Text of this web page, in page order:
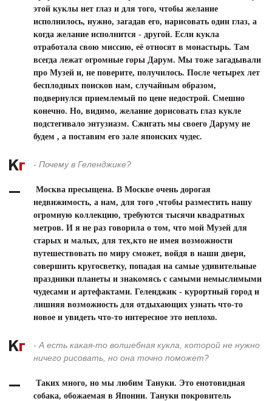
этой куклы нет глаз и для того, чтобы желание
исполнилось, нужно, загадав его, нарисовать один глаз, а
когда желание исполнится - другой. Если кукла
отработала свою миссию, её относят в монастырь. Там
всегда лежат огромные горы Дарум. Мы тоже загадывали
про Музей и, не поверите, получилось. После четырех лет
бесплодных поисков нам, случайным образом,
подвернулся приемлемый по цене недострой. Смешно
конечно. Но, видимо, желание дорисовать глаз кукле
подстегивало энтузиазм. Сжигать мы своего Даруму не
будем , а поставим его зале японских чудес.
- Почему в Геленджике?
Москва пресыщена. В Москве очень дорогая
недвижимость, а нам, для того ,чтобы разместить нашу
огромную коллекцию, требуются тысячи квадратных
метров. И я не раз говорила о том, что мой Музей для
старых и малых, для тех,кто не имея возможности
путешествовать по миру сможет, войдя в наши двери,
совершить кругосветку, попадая на самые удивительные
праздники планеты и знакомясь с самыми немыслимыми
чудесами и артефактами. Геленджик - курортный город и
лишняя возможность для отдыхающих узнать что-то
новое и увидеть что-то интересное это неплохо.
- А есть какая-то волшебная кукла, которой не нужно
ничего рисовать, но она точно поможет?
Таких много, но мы любим Тануки. Это енотовидная
собака, обожаемая в Японии. Тануки покровитель